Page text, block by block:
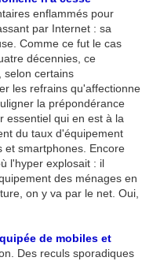
enflammés pour
par Internet : sa
Comme ce fut le cas
décennies, ce
selon certains
les refrains qu'affectionne
la prépondérance
essentiel qui en est à la
du taux d'équipement
et smartphones. Encore
l'hyper explosait : il
des ménages en
on y va par le net. Oui,
de mobiles et
Des reculs sporadiques